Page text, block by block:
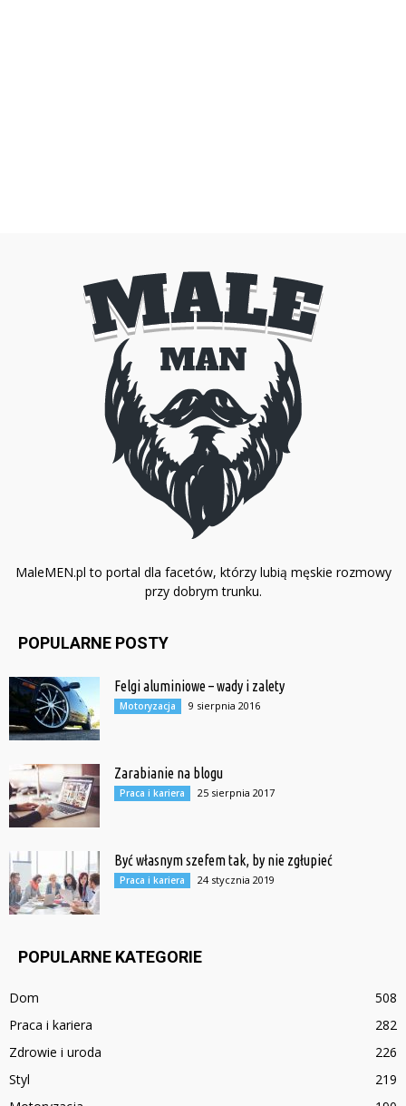
MaleMEN.pl to portal dla facetów, którzy lubią męskie rozmowy
przy dobrym trunku.
POPULARNE POSTY
Felgi aluminiowe – wady i zalety
Motoryzacja 9 sierpnia 2016
Zarabianie na blogu
Praca i kariera 25 sierpnia 2017
Być własnym szefem tak, by nie zgłupieć
Praca i kariera 24 stycznia 2019
POPULARNE KATEGORIE
Dom
508
Praca i kariera
282
Zdrowie i uroda
226
Styl
219